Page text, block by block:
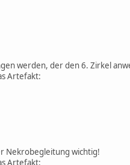
werden, der den 6. Zirkel
Artefakt:
Nekrobegleitung wichtig!
Artefakt: